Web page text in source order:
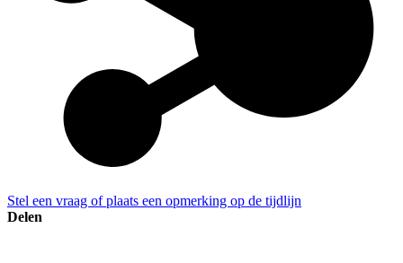
Stel een vraag of plaats een opmerking op de tijdlijn
Delen